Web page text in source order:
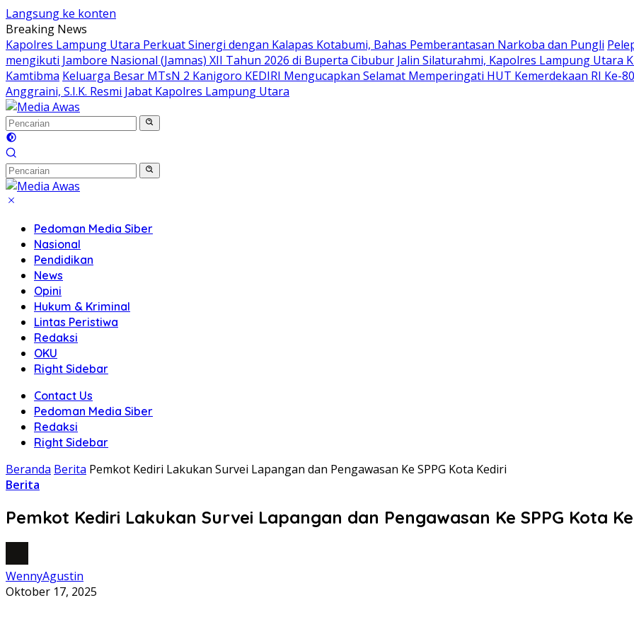
Langsung ke konten
Breaking News
Kapolres Lampung Utara Perkuat Sinergi dengan Kalapas Kotabumi, Bahas Pemberantasan Narkoba dan Pungli
mengikuti Jambore Nasional (Jamnas) XII Tahun 2026 di Buperta Cibubur Jalin Silaturahmi, Kapolres Lampung Utara
Kamtibma Keluarga Besar MTsN 2 Kanigoro KEDIRI Mengucapkan Selamat Memperingati HUT Kemerdekaan RI Ke-80
Anggraini, S.I.K. Resmi Jabat Kapolres Lampung Utara
Pedoman Media Siber
Nasional
Pendidikan
News
Opini
Hukum & Kriminal
Lintas Peristiwa
Redaksi
OKU
Right Sidebar
Contact Us
Pedoman Media Siber
Redaksi
Right Sidebar
Beranda Berita Pemkot Kediri Lakukan Survei Lapangan dan Pengawasan Ke SPPG Kota Kediri
Berita
Pemkot Kediri Lakukan Survei Lapangan dan Pengawasan Ke SPPG Kota
WennyAgustin
Oktober 17, 2025